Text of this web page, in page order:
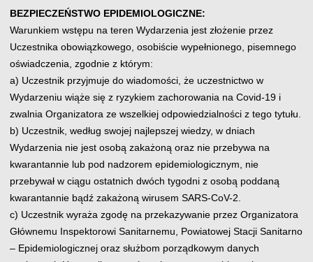
BEZPIECZEŃSTWO EPIDEMIOLOGICZNE:
Warunkiem wstępu na teren Wydarzenia jest złożenie przez
Uczestnika obowiązkowego, osobiście wypełnionego, pisemnego
oświadczenia, zgodnie z którym:
a) Uczestnik przyjmuje do wiadomości, że uczestnictwo w
Wydarzeniu wiąże się z ryzykiem zachorowania na Covid-19 i
zwalnia Organizatora ze wszelkiej odpowiedzialności z tego tytułu.
b) Uczestnik, według swojej najlepszej wiedzy, w dniach
Wydarzenia nie jest osobą zakażoną oraz nie przebywa na
kwarantannie lub pod nadzorem epidemiologicznym, nie
przebywał w ciągu ostatnich dwóch tygodni z osobą poddaną
kwarantannie bądź zakażoną wirusem SARS-CoV-2.
c) Uczestnik wyraża zgodę na przekazywanie przez Organizatora
Głównemu Inspektorowi Sanitarnemu, Powiatowej Stacji Sanitarno
– Epidemiologicznej oraz służbom porządkowym danych